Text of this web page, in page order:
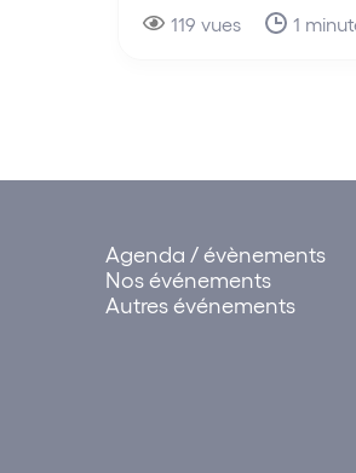
119 vues 1
Agenda / évènements
Nos événements
Autres événements